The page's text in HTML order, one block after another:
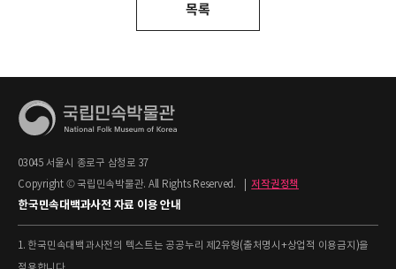
목록
03045 서울시 종로구 삼청로 37
Copyright © 국립민속박물관. All Rights Reserved.
저작권정책
한국민속대백과사전 자료 이용 안내
1. 한국민속대백과사전의 텍스트는 공공누리 제2유형(출처명시+상업적 이용금지)을